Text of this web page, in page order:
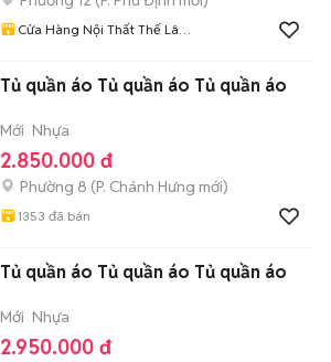
Cửa Hàng Nội Thất Thế Lâm
Tủ quần áo Tủ quần áo Tủ quần áo
Mới Nhựa
2.850.000 đ
Phường 8 (P. Chánh Hưng mới)
1353 đã bán
Tủ quần áo Tủ quần áo Tủ quần áo
Mới Nhựa
2.950.000 đ